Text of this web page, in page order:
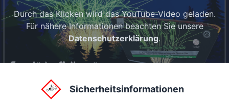
Durch das Klicken wird das YouTube-Video geladen.
Für nähere Informationen beachten Sie unsere
Datenschutzerklärung.
Sicherheitsinformationen